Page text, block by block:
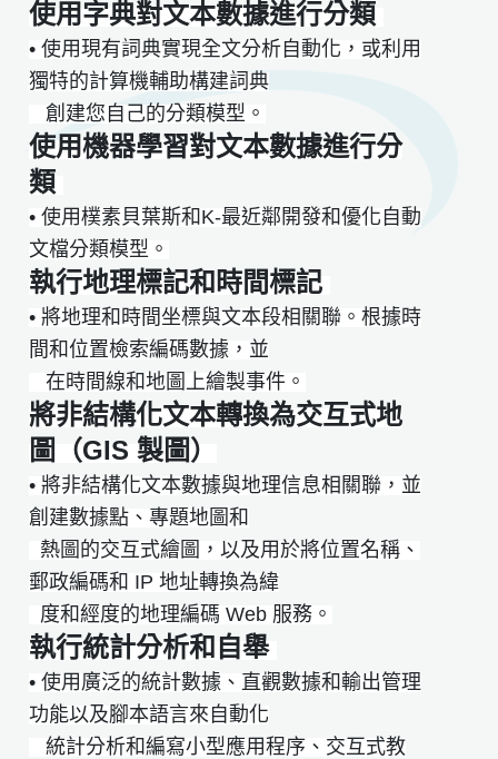
使用字典對文本數據進行分類
• 使用現有詞典實現全文分析自動化，或利用
獨特的計算機輔助構建詞典
創建您自己的分類模型。
使用機器學習對文本數據進行分
類
• 使用樸素貝葉斯和K-最近鄰開發和優化自動
文檔分類模型。
執行地理標記和時間標記
• 將地理和時間坐標與文本段相關聯。根據時
間和位置檢索編碼數據，並
​​​ ​​​​ 在時間線和地圖上繪製事件。
將非結構化文本轉換為交互式地
圖（GIS 製圖）
• 將非結構化文本數據與地理信息相關聯，並
創建數據點、專題地圖和
​​ ​​​​​熱圖的交互式繪圖，以及用於將位置名稱、
郵政編碼和 IP 地址轉換為緯
​ ​​​​​​度和經度的地理編碼 Web 服務。
執行統計分析和自舉
• 使用廣泛的統計數據、直觀數據和輸出管理
功能以及腳本語言來自動化
統計分析和編寫小型應用程序、交互式教